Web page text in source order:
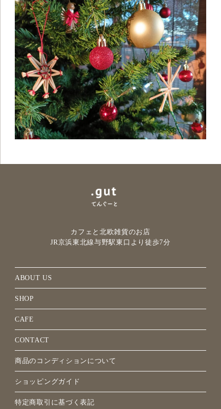
カフェと北欧雑貨のお店
JR京浜東北線与野駅東口より徒歩7分
ABOUT US
SHOP
CAFE
CONTACT
商品のコンディションについて
ショッピングガイド
特定商取引に基づく表記